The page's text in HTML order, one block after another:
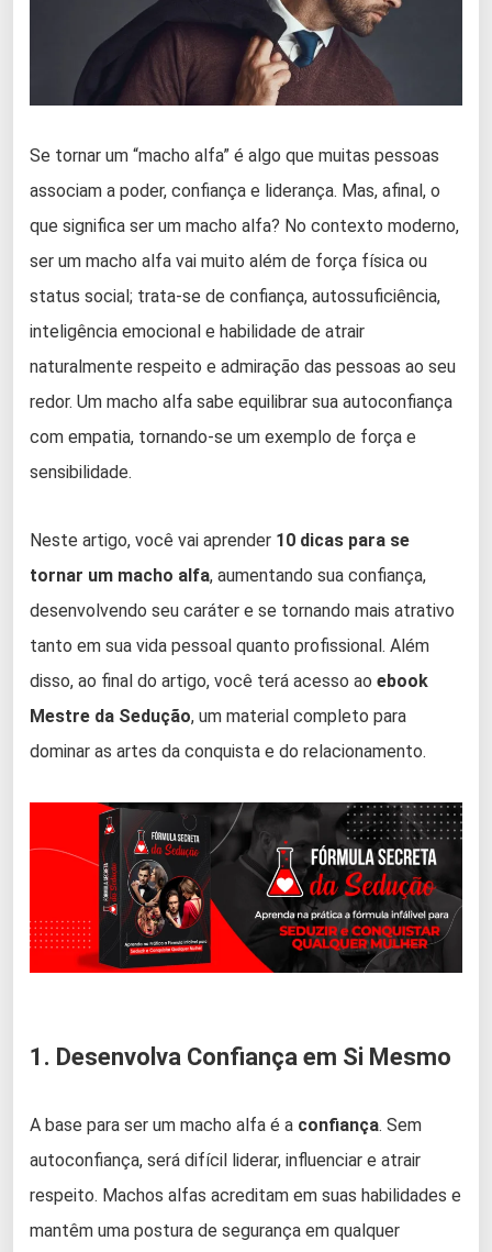
Se tornar um “macho alfa” é algo que muitas pessoas
associam a poder, confiança e liderança. Mas, afinal, o
que significa ser um macho alfa? No contexto moderno,
ser um macho alfa vai muito além de força física ou
status social; trata-se de confiança, autossuficiência,
inteligência emocional e habilidade de atrair
naturalmente respeito e admiração das pessoas ao seu
redor. Um macho alfa sabe equilibrar sua autoconfiança
com empatia, tornando-se um exemplo de força e
sensibilidade.
Neste artigo, você vai aprender 10 dicas para se
tornar um macho alfa, aumentando sua confiança,
desenvolvendo seu caráter e se tornando mais atrativo
tanto em sua vida pessoal quanto profissional. Além
disso, ao final do artigo, você terá acesso ao ebook
Mestre da Sedução, um material completo para
dominar as artes da conquista e do relacionamento.
1. Desenvolva Confiança em Si Mesmo
A base para ser um macho alfa é a confiança. Sem
autoconfiança, será difícil liderar, influenciar e atrair
respeito. Machos alfas acreditam em suas habilidades e
mantêm uma postura de segurança em qualquer